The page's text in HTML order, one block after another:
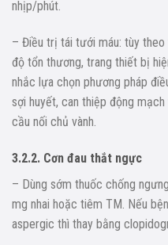
nhịp/phút.
– Điều trị tái tưới máu: tùy theo
độ tổn thương, trang thiết bị
nhắc lựa chọn phương pháp
sợi huyết, can thiệp động
cầu nối chủ vành.
3.2.2. Cơn đau thắt ngực
– Dùng sớm thuốc chống
mg nhai hoặc tiêm TM. Nếu
aspergic thì thay bằng